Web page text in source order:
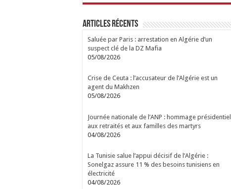
Articles Récents
Saluée par Paris : arrestation en Algérie d’un
suspect clé de la DZ Mafia
05/08/2026
Crise de Ceuta : l’accusateur de l’Algérie est un
agent du Makhzen
05/08/2026
Journée nationale de l’ANP : hommage présidentiel
aux retraités et aux familles des martyrs
04/08/2026
La Tunisie salue l’appui décisif de l’Algérie :
Sonelgaz assure 11 % des besoins tunisiens en
électricité
04/08/2026